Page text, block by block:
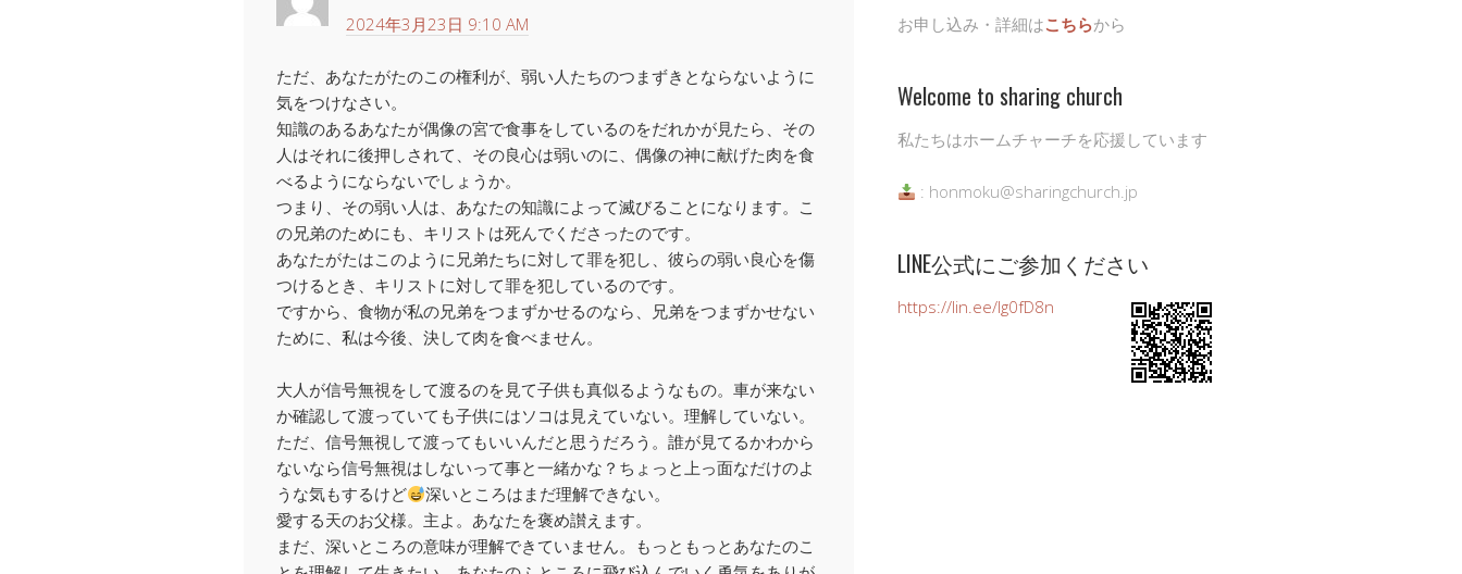
2024年3月23日 9:10 AM
ただ、あなたがたのこの権利が、弱い人たちのつまずきとならないように
気をつけなさい。
知識のあるあなたが偶像の宮で食事をしているのをだれかが見たら、その
人はそれに後押しされて、その良心は弱いのに、偶像の神に献げた肉を食
べるようにならないでしょうか。
つまり、その弱い人は、あなたの知識によって滅びることになります。こ
の兄弟のためにも、キリストは死んでくださったのです。
あなたがたはこのように兄弟たちに対して罪を犯し、彼らの弱い良心を傷
つけるとき、キリストに対して罪を犯しているのです。
ですから、食物が私の兄弟をつまずかせるのなら、兄弟をつまずかせない
ために、私は今後、決して肉を食べません。
大人が信号無視をして渡るのを見て子供も真似るようなもの。車が来ない
か確認して渡っていても子供にはソコは見えていない。理解していない。
ただ、信号無視して渡ってもいいんだと思うだろう。誰が見てるかわから
ないなら信号無視はしないって事と一緒かな？ちょっと上っ面なだけのよ
うな気もするけど
深いところはまだ理解できない。
愛する天のお父様。主よ。あなたを褒め讃えます。
まだ、深いところの意味が理解できていません。もっともっとあなたのこ
お申し込み・詳細はこちらから
Welcome to sharing church
私たちはホームチャーチを応援しています
: honmoku@sharingchurch.jp
LINE公式にご参加ください
https://lin.ee/Ig0fD8n